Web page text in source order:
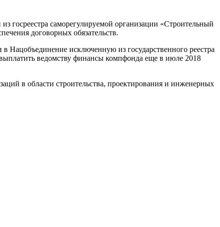
госреестра саморегулируемой организации «Строительный
договорных обязательств.
Нацобъединение исключенную из государственного реестра
ведомству финансы компфонда еще в июле 2018
в области строительства, проектирования и инженерных